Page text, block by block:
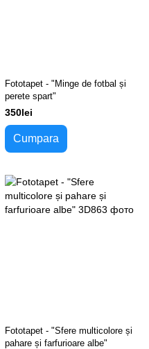
Fototapet - "Minge de fotbal și
perete spart"
350lei
Cumpara
Fototapet - "Sfere multicolore și
pahare și farfurioare albe"